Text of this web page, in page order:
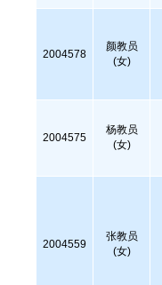
2004578
颜教员
(女)
2004575
杨教员
(女)
2004559
张教员
(女)